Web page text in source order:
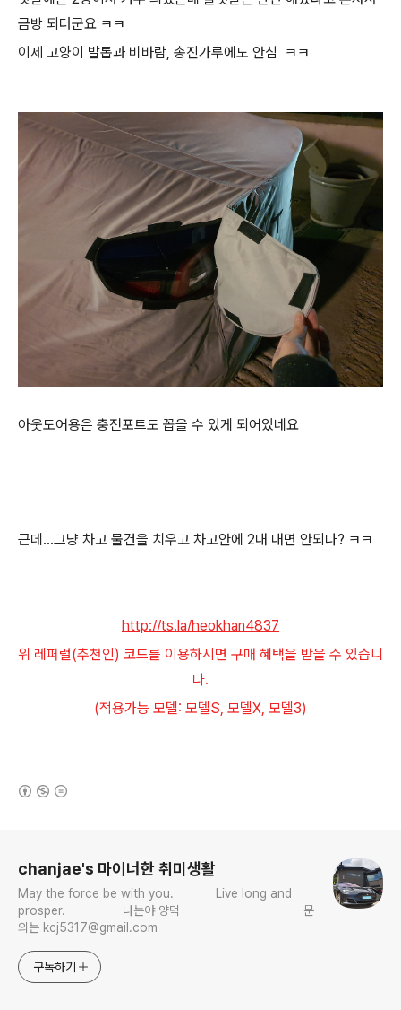
금방 되더군요 ㅋㅋ
이제 고양이 발톱과 비바람, 송진가루에도 안심 ㅋㅋ
아웃도어용은 충전포트도 꼽을 수 있게 되어있네요
근데...그냥 차고 물건을 치우고 차고안에 2대 대면 안되나? ㅋㅋ
http://ts.la/heokhan4837
위 레퍼럴(추천인) 코드를 이용하시면 구매 혜택을 받을 수 있습니
다.
(적용가능 모델: 모델S, 모델X, 모델3)
chanjae's 마이너한 취미생활
May the force be with you. Live long and
prosper. 나는야 양덕 문
의는 kcj5317@gmail.com
구독하기